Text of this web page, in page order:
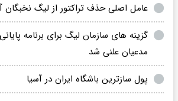
عامل اصلی حذف تراکتور از لیگ نخبگان
مدعیان علنی شد
پول سازترین باشگاه ایران در آسیا